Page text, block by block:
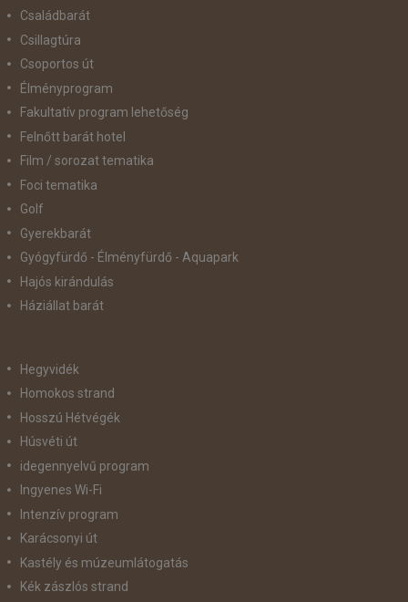
Családbarát
Csillagtúra
Csoportos út
Élményprogram
Fakultatív program lehetőség
Felnőtt barát hotel
Film / sorozat tematika
Foci tematika
Golf
Gyerekbarát
Gyógyfürdő - Élményfürdő - Aquapark
Hajós kirándulás
Háziállat barát
Hegyvidék
Homokos strand
Hosszú Hétvégék
Húsvéti út
idegennyelvű program
Ingyenes Wi-Fi
Intenzív program
Karácsonyi út
Kastély és múzeumlátogatás
Kék zászlós strand